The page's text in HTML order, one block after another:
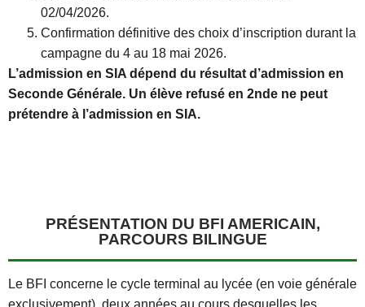
02/04/2026.
Confirmation définitive des choix d’inscription durant la
campagne du 4 au 18 mai 2026.
L’admission en SIA dépend du résultat d’admission en
Seconde Générale. Un élève refusé en 2nde ne peut
prétendre à l’admission en SIA.
PRÉSENTATION DU BFI AMERICAIN,
PARCOURS BILINGUE
Le BFI concerne le cycle terminal au lycée (en voie générale
exclusivement), deux années au cours desquelles les